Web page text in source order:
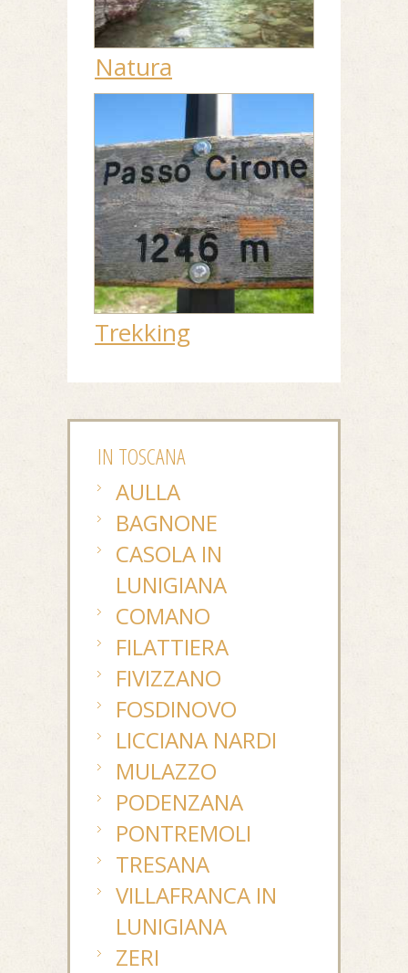
Natura
Trekking
IN TOSCANA
AULLA
BAGNONE
CASOLA IN
LUNIGIANA
COMANO
FILATTIERA
FIVIZZANO
FOSDINOVO
LICCIANA NARDI
MULAZZO
PODENZANA
PONTREMOLI
TRESANA
VILLAFRANCA IN
LUNIGIANA
ZERI